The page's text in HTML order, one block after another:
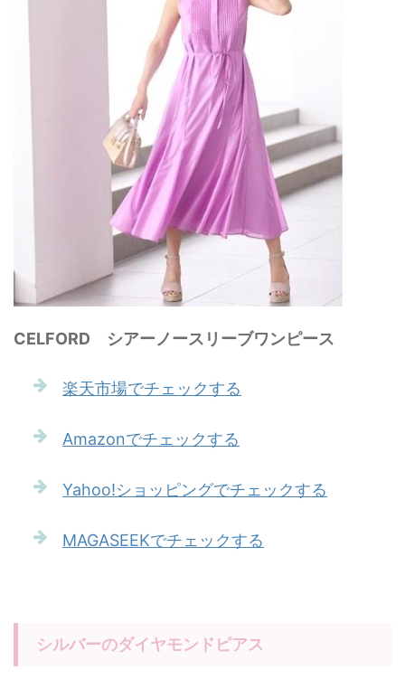
CELFORD シアーノースリーブワンピース
楽天市場でチェックする
Amazonでチェックする
Yahoo!ショッピングでチェックする
MAGASEEKでチェックする
シルバーのダイヤモンドピアス